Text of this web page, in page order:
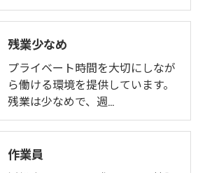
残業少なめ
プライベート時間を大切にしなが
ら働ける環境を提供しています。
残業は少なめで、週…
作業員